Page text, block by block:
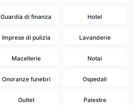
Guardia di finanza Hotel
Imprese di pulizia Lavanderie
Macellerie Notai
Onoranze funebri Ospedali
Outlet Palestre